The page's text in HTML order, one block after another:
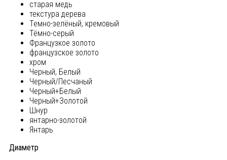
старая медь
текстура дерева
Темно-зелёный, кремовый
Тёмно-серый
Французкое золото
французское золото
хром
Черный, Белый
Черный/Песчаный
Черный+Белый
Черный+Золотой
Шнур
янтарно-золотой
Янтарь
Диаметр